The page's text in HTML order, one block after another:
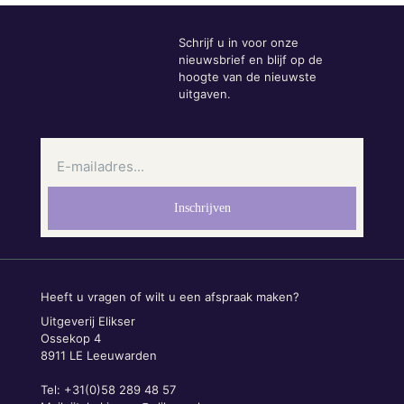
Schrijf u in voor onze
nieuwsbrief en blijf op de
hoogte van de nieuwste
uitgaven.
Heeft u vragen of wilt u een afspraak maken?
Uitgeverij Elikser
Ossekop 4
8911 LE Leeuwarden
Tel: +31(0)58 289 48 57